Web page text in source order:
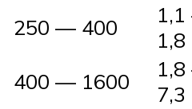
250 — 400
1,1
1,8
400 — 1600
1,8
7,3